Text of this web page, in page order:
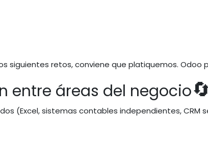
siguientes retos, conviene que platiquemos. Odoo
entre áreas del negocio🔄
(Excel, sistemas contables independientes,